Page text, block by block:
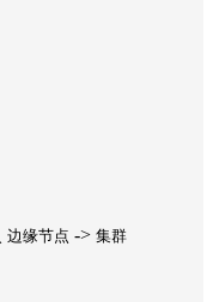
边缘节点 -> 集群